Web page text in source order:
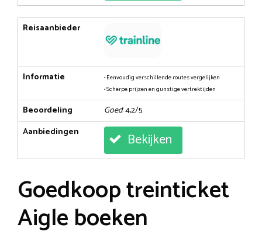
Reisaanbieder
Informatie
• Eenvoudig verschillende routes vergelijken
• Scherpe prijzen en gunstige vertrektijden
Beoordeling Goed: 4,2/5
Aanbiedingen
Bekijken
Goedkoop treinticket
Aigle boeken